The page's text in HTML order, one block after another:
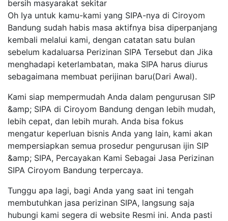
bersih masyarakat sekitar
Oh Iya untuk kamu-kami yang SIPA-nya di Ciroyom
Bandung sudah habis masa aktifnya bisa diperpanjang
kembali melalui kami, dengan catatan satu bulan
sebelum kadaluarsa Perizinan SIPA Tersebut dan Jika
menghadapi keterlambatan, maka SIPA harus diurus
sebagaimana membuat perijinan baru(Dari Awal).
Kami siap mempermudah Anda dalam pengurusan SIP
&amp; SIPA di Ciroyom Bandung dengan lebih mudah,
lebih cepat, dan lebih murah. Anda bisa fokus
mengatur keperluan bisnis Anda yang lain, kami akan
mempersiapkan semua prosedur pengurusan ijin SIP
&amp; SIPA, Percayakan Kami Sebagai Jasa Perizinan
SIPA Ciroyom Bandung terpercaya.
Tunggu apa lagi, bagi Anda yang saat ini tengah
membutuhkan jasa perizinan SIPA, langsung saja
hubungi kami segera di website Resmi ini. Anda pasti